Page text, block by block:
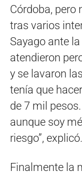
Córdoba, pero
tras varios
Sayago ante
atendieron
y se lavaron
tenía que
de 7 mil
aunque soy
riesgo”, explicó.
Finalmente la